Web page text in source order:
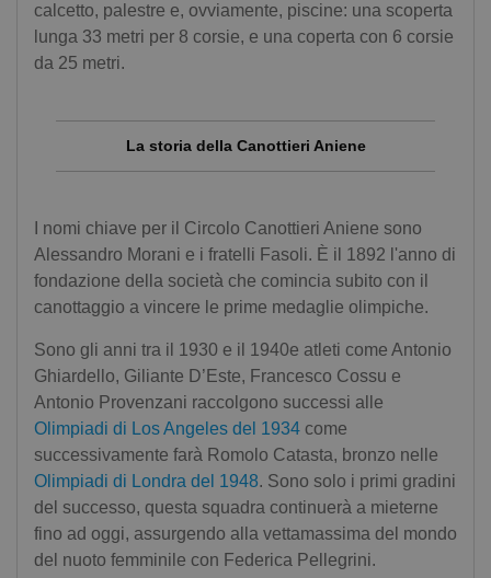
calcetto, palestre e, ovviamente, piscine: una scoperta
lunga 33 metri per 8 corsie, e una coperta con 6 corsie
da 25 metri.
La storia della Canottieri Aniene
I nomi chiave per il Circolo Canottieri Aniene sono
Alessandro Morani e i fratelli Fasoli. È il 1892 l'anno di
fondazione della società che comincia subito con il
canottaggio a vincere le prime medaglie olimpiche.
Sono gli anni tra il 1930 e il 1940e atleti come Antonio
Ghiardello, Giliante D’Este, Francesco Cossu e
Antonio Provenzani raccolgono successi alle
Olimpiadi di Los Angeles del 1934 come
successivamente farà Romolo Catasta, bronzo nelle
Olimpiadi di Londra del 1948. Sono solo i primi gradini
del successo, questa squadra continuerà a mieterne
fino ad oggi, assurgendo alla vettamassima del mondo
del nuoto femminile con Federica Pellegrini.